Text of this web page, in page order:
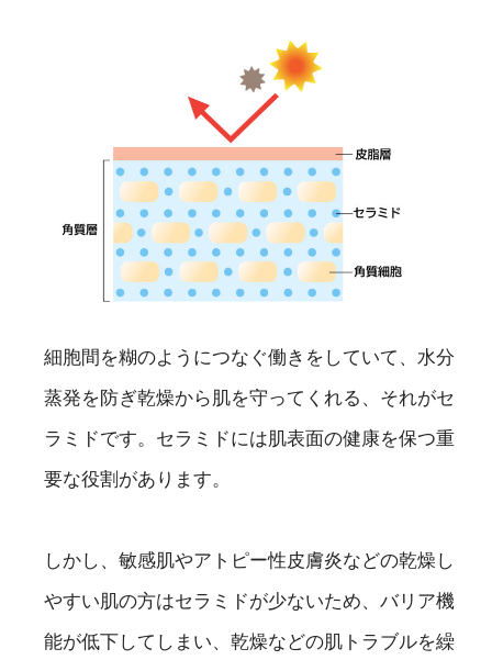
細胞間を糊のようにつなぐ働きをしていて、水分
蒸発を防ぎ乾燥から肌を守ってくれる、それがセ
ラミドです。セラミドには肌表面の健康を保つ重
要な役割があります。
しかし、敏感肌やアトピー性皮膚炎などの乾燥し
やすい肌の方はセラミドが少ないため、バリア機
能が低下してしまい、乾燥などの肌トラブルを繰